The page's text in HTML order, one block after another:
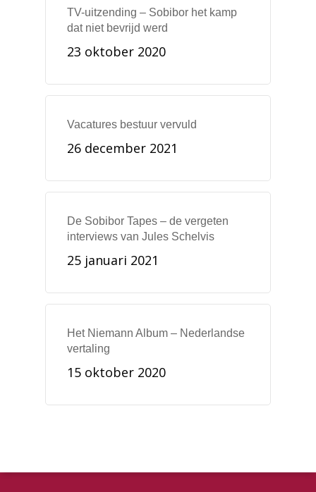
TV-uitzending – Sobibor het kamp
dat niet bevrijd werd
23 oktober 2020
Vacatures bestuur vervuld
26 december 2021
De Sobibor Tapes – de vergeten
interviews van Jules Schelvis
25 januari 2021
Het Niemann Album – Nederlandse
vertaling
15 oktober 2020